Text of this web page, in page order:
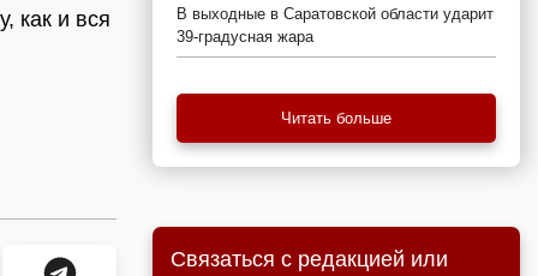
как и вся
В выходные в Саратовской области ударит
39-градусная жара
Читать больше
Связаться с редакцией или